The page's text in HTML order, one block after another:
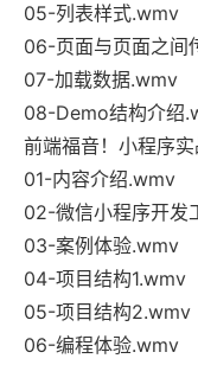
05-列表样式.wmv
06-页面与页面之间
07-加载数据.wmv
08-Demo结构介绍
前端福音！小程序
01-内容介绍.wmv
02-微信小程序开发
03-案例体验.wmv
04-项目结构1.wmv
05-项目结构2.wmv
06-编程体验.wmv